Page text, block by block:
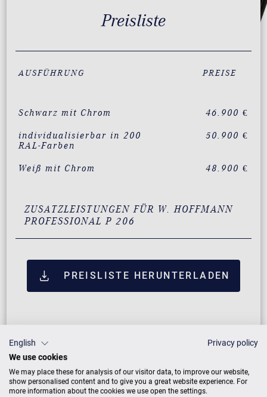
Preisliste
AUSFÜHRUNG PREISE
Schwarz mit Chrom 46.900 €
individualisierbar in 200
RAL-Farben
50.900 €
Weiß mit Chrom 48.900 €
ZUSATZLEISTUNGEN FÜR W. HOFFMANN
PROFESSIONAL P 206
PREISLISTE HERUNTERLADEN
English
Privacy policy
We use cookies
We may place these for analysis of our visitor data, to improve our website,
show personalised content and to give you a great website experience. For
more information about the cookies we use open the settings.